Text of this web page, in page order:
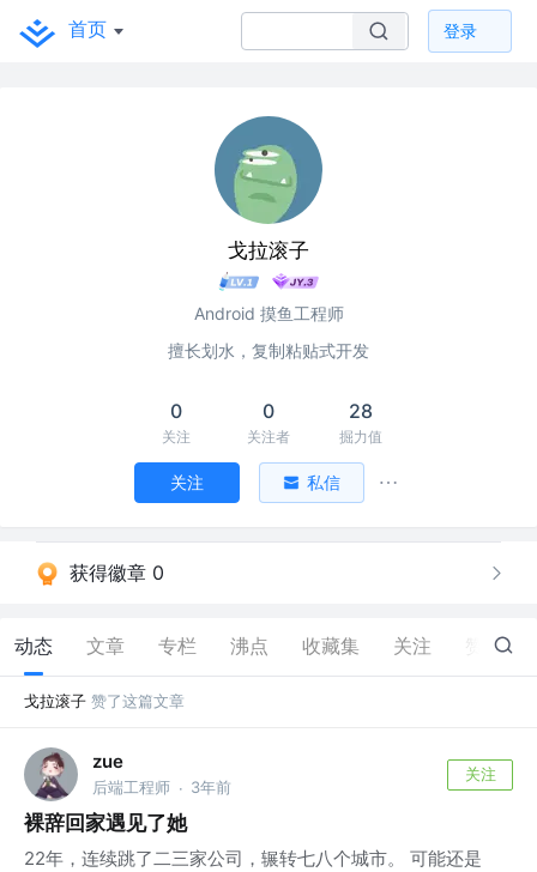
首页 登录
戈拉滚子
Android 摸鱼工程师
擅长划水，复制粘贴式开发
0
关注
0
关注者
28
掘力值
关注 私信
获得徽章 0
动态 文章 专栏 沸点 收藏集 关注 4
戈拉滚子 赞了这篇文章
zue
后端工程师 · 3年前
关注
裸辞回家遇见了她
22年，连续跳了二三家公司，辗转七八个城市。 可能还是